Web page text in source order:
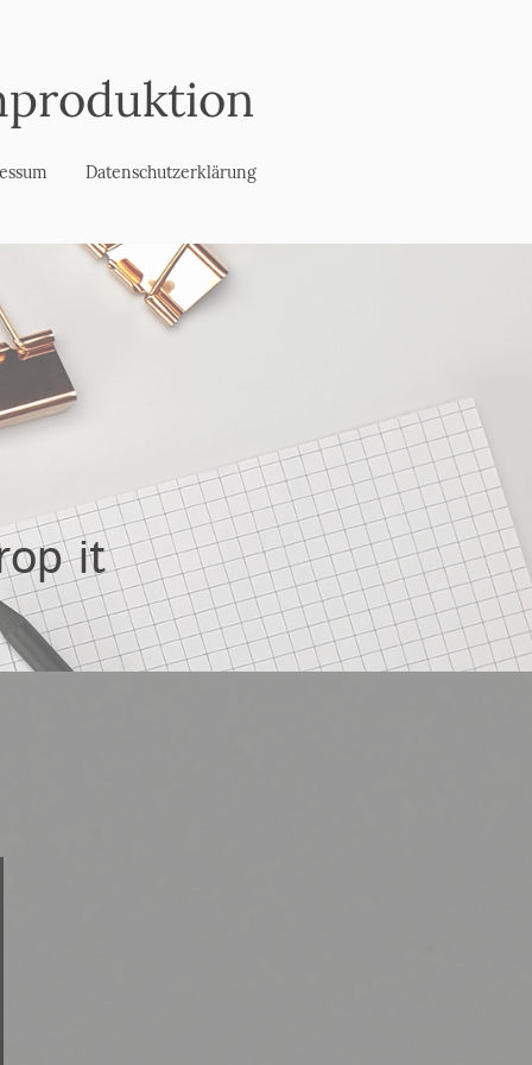
Datenschutzerklärung
it